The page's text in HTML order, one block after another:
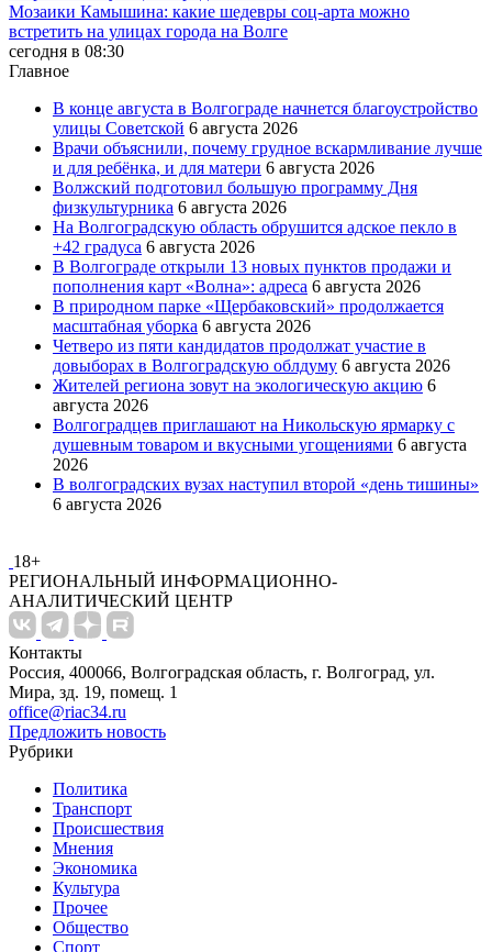
Мозаики Камышина: какие шедевры соц-арта можно
встретить на улицах города на Волге
сегодня в 08:30
Главное
В конце августа в Волгограде начнется благоустройство
улицы Советской 6 августа 2026
Врачи объяснили, почему грудное вскармливание лучше
и для ребёнка, и для матери 6 августа 2026
Волжский подготовил большую программу Дня
физкультурника 6 августа 2026
На Волгоградскую область обрушится адское пекло в
+42 градуса 6 августа 2026
В Волгограде открыли 13 новых пунктов продажи и
пополнения карт «Волна»: адреса 6 августа 2026
В природном парке «Щербаковский» продолжается
масштабная уборка 6 августа 2026
Четверо из пяти кандидатов продолжат участие в
довыборах в Волгоградскую облдуму 6 августа 2026
Жителей региона зовут на экологическую акцию 6
августа 2026
Волгоградцев приглашают на Никольскую ярмарку с
душевным товаром и вкусными угощениями 6 августа
2026
В волгоградских вузах наступил второй «день тишины»
6 августа 2026
18+
РЕГИОНАЛЬНЫЙ ИНФОРМАЦИОННО-
АНАЛИТИЧЕСКИЙ ЦЕНТР
Контакты
Россия, 400066, Волгоградская область, г. Волгоград, ул.
Мира, зд. 19, помещ. 1
office@riac34.ru
Предложить новость
Рубрики
Политика
Транспорт
Происшествия
Мнения
Экономика
Культура
Прочее
Общество
Спорт